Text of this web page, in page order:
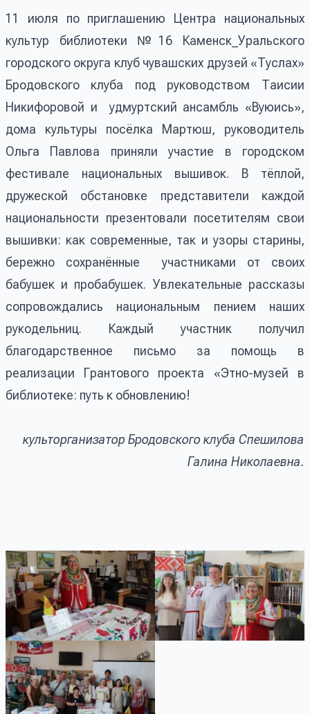
11 июля по приглашению Центра национальных
культур библиотеки №16 Каменск_Уральского
городского округа клуб чувашских друзей «Туслах»
Бродовского клуба под руководством Таисии
Никифоровой и удмуртский ансамбль «Вуюись»,
дома культуры посёлка Мартюш, руководитель
Ольга Павлова приняли участие в городском
фестивале национальных вышивок. В тёплой,
дружеской обстановке представители каждой
национальности презентовали посетителям свои
вышивки: как современные, так и узоры старины,
бережно сохранённые участниками от своих
бабушек и пробабушек. Увлекательные рассказы
сопровождались национальным пением наших
рукодельниц. Каждый участник получил
благодарственное письмо за помощь в
реализации Грантового проекта «Этно-музей в
библиотеке: путь к обновлению!
культорганизатор Бродовского клуба Спешилова
Галина Николаевна.